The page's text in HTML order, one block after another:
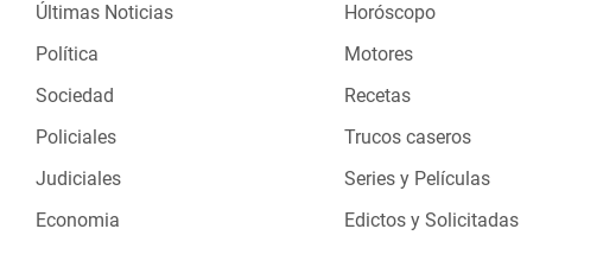
Últimas Noticias
Política
Sociedad
Policiales
Judiciales
Economia
Horóscopo
Motores
Recetas
Trucos caseros
Series y Películas
Edictos y Solicitadas